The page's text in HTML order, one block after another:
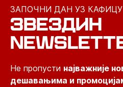
ЗАПОЧНИ ДАН УЗ
ЗВЕЗДИН
Не пропусти најважније
дешавањима и